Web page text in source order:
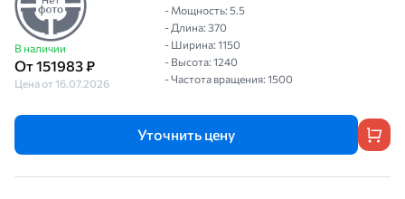
В наличии
От 151983 ₽
Цена от 16.07.2026
- Мощность: 5.5
- Длина: 370
- Ширина: 1150
- Высота: 1240
- Частота вращения: 1500
Уточнить цену